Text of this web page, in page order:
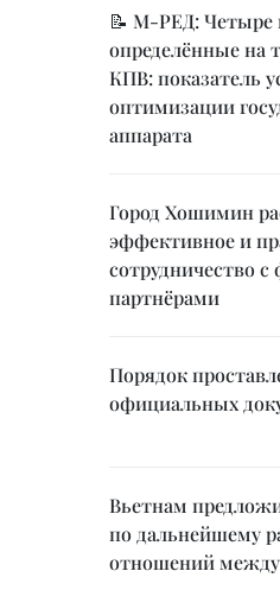
📝 М-РЕД: Четыре
определённые на
КПВ: показатель
оптимизации
аппарата
Город Хошимин
эффективное и
сотрудничество
партнёрами
Порядок
официальных
Вьетнам
по дальнейшему
отношений